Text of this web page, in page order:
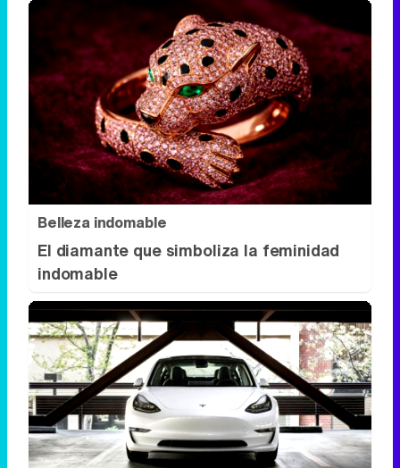
Belleza indomable
El diamante que simboliza la feminidad
indomable
Un salón sobre ruedas
¿Y si tu lugar favorito de la casa fuera…
tu Tesla?